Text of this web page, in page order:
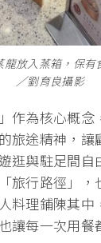
放入蒸箱，保
∕劉育良攝影
作為核心概念
旅途精神，讓
逛與駐足間自
旅行路徑」，
料理鋪陳其中
讓每一次用餐